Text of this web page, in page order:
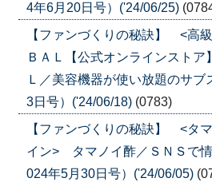
4年6月20日号）('24/06/25)
【ファンづくりの秘訣】 <高
ＢＡＬ【公式オンラインスト
Ｌ／美容機器が使い放題のサブ
3日号）('24/06/18) (0783)
【ファンづくりの秘訣】 <タ
イン> タマノイ酢／ＳＮＳで
024年5月30日号）('24/06/05)